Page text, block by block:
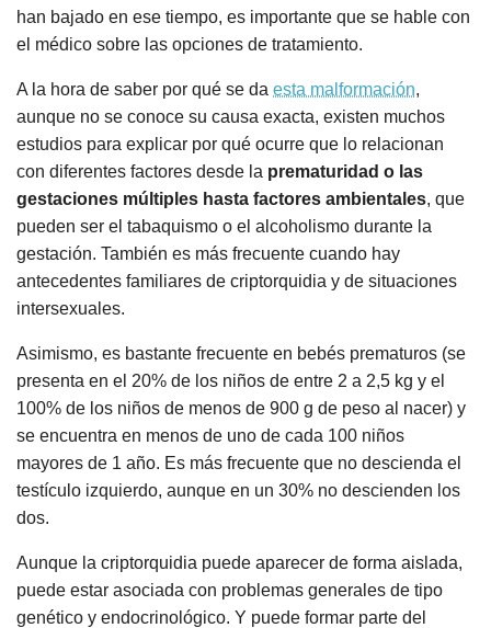
han bajado en ese tiempo, es importante que se hable con
el médico sobre las opciones de tratamiento.
A la hora de saber por qué se da esta malformación,
aunque no se conoce su causa exacta, existen muchos
estudios para explicar por qué ocurre que lo relacionan
con diferentes factores desde la prematuridad o las
gestaciones múltiples hasta factores ambientales, que
pueden ser el tabaquismo o el alcoholismo durante la
gestación. También es más frecuente cuando hay
antecedentes familiares de criptorquidia y de situaciones
intersexuales.
Asimismo, es bastante frecuente en bebés prematuros (se
presenta en el 20% de los niños de entre 2 a 2,5 kg y el
100% de los niños de menos de 900 g de peso al nacer) y
se encuentra en menos de uno de cada 100 niños
mayores de 1 año. Es más frecuente que no descienda el
testículo izquierdo, aunque en un 30% no descienden los
dos.
Aunque la criptorquidia puede aparecer de forma aislada,
puede estar asociada con problemas generales de tipo
genético y endocrinológico. Y puede formar parte del